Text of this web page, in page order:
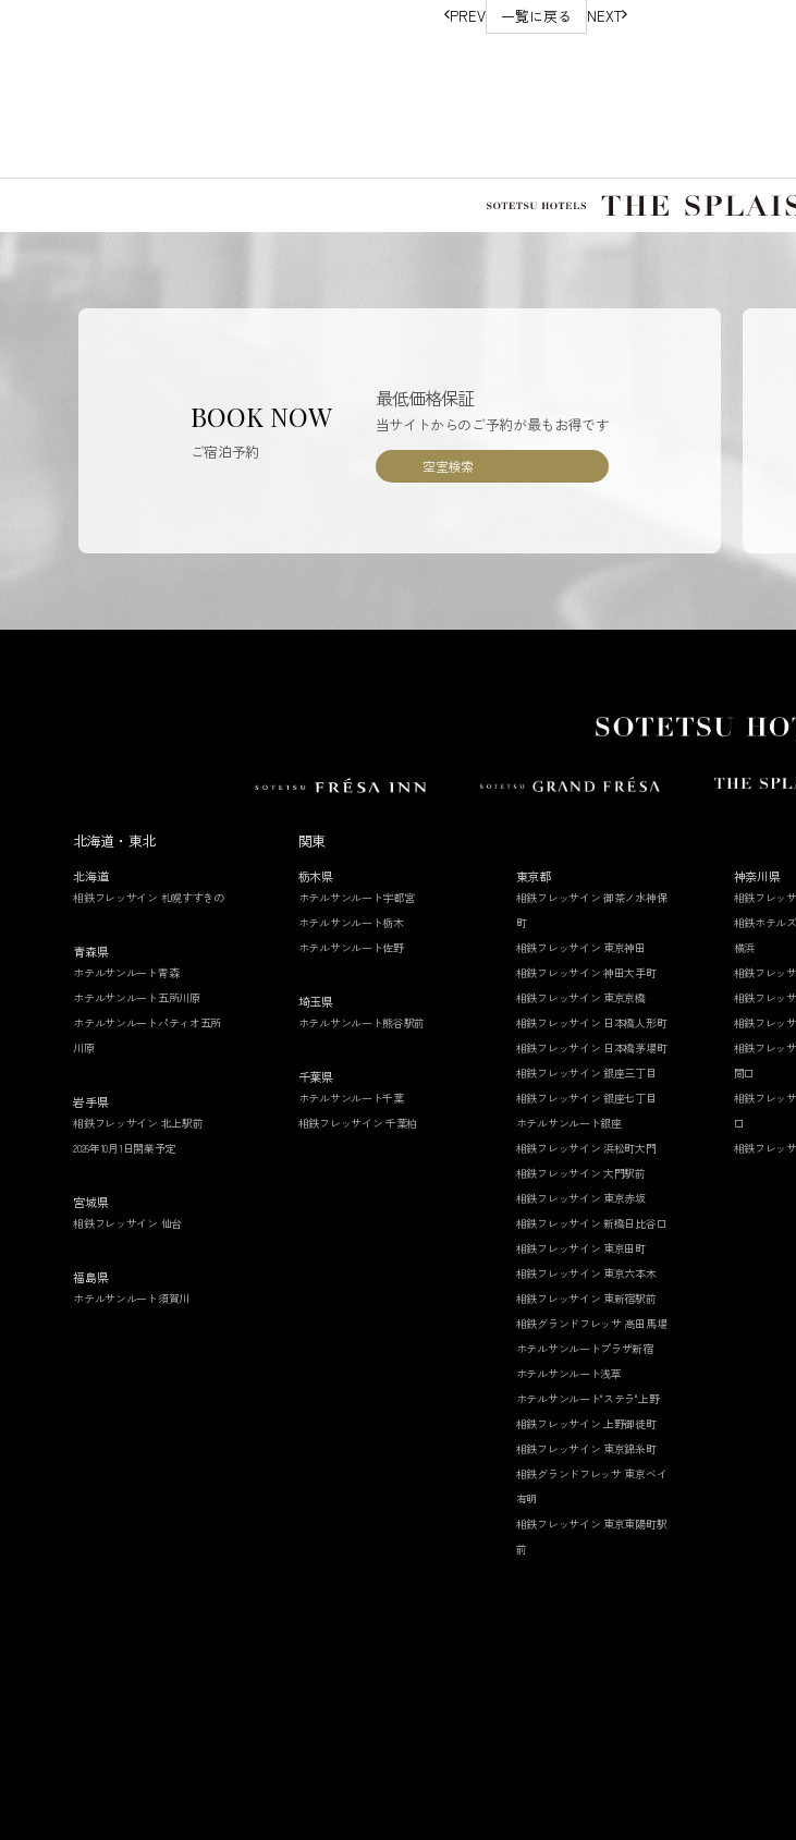
PREV 一覧に戻る NEXT
BOOK NOW
ご宿泊予約
最低価格保証
当サイトからのご予約が最もお得です
空室検索
北海道・東北
北海道
相鉄フレッサイン 札幌すすきの
青森県
ホテルサンルート青森
ホテルサンルート五所川原
ホテルサンルートパティオ五所
川原
岩手県
相鉄フレッサイン 北上駅前
2026年10月1日開業予定
宮城県
相鉄フレッサイン 仙台
福島県
ホテルサンルート須賀川
関東
栃木県
ホテルサンルート宇都宮
ホテルサンルート栃木
ホテルサンルート佐野
埼玉県
ホテルサンルート熊谷駅前
千葉県
ホテルサンルート千葉
相鉄フレッサイン 千葉柏
東京都
相鉄フレッサイン 御茶ノ水神保
町
相鉄フレッサイン 東京神田
相鉄フレッサイン 神田大手町
相鉄フレッサイン 東京京橋
相鉄フレッサイン 日本橋人形町
相鉄フレッサイン 日本橋茅場町
相鉄フレッサイン 銀座三丁目
相鉄フレッサイン 銀座七丁目
ホテルサンルート銀座
相鉄フレッサイン 浜松町大門
相鉄フレッサイン 大門駅前
相鉄フレッサイン 東京赤坂
相鉄フレッサイン 新橋日比谷口
相鉄フレッサイン 東京田町
相鉄フレッサイン 東京六本木
相鉄フレッサイン 東新宿駅前
相鉄グランドフレッサ 高田馬場
ホテルサンルートプラザ新宿
ホテルサンルート浅草
ホテルサンルート"ステラ"上野
相鉄フレッサイン 上野御徒町
相鉄フレッサイン 東京錦糸町
相鉄グランドフレッサ 東京ベイ
有明
相鉄フレッサイン 東京東陽町駅
前
神奈川県
相鉄フレッ
相鉄ホテル
横浜
相鉄フレッ
相鉄フレッ
相鉄フレッ
相鉄フレッ
間口
相鉄フレッ
口
相鉄フレッ